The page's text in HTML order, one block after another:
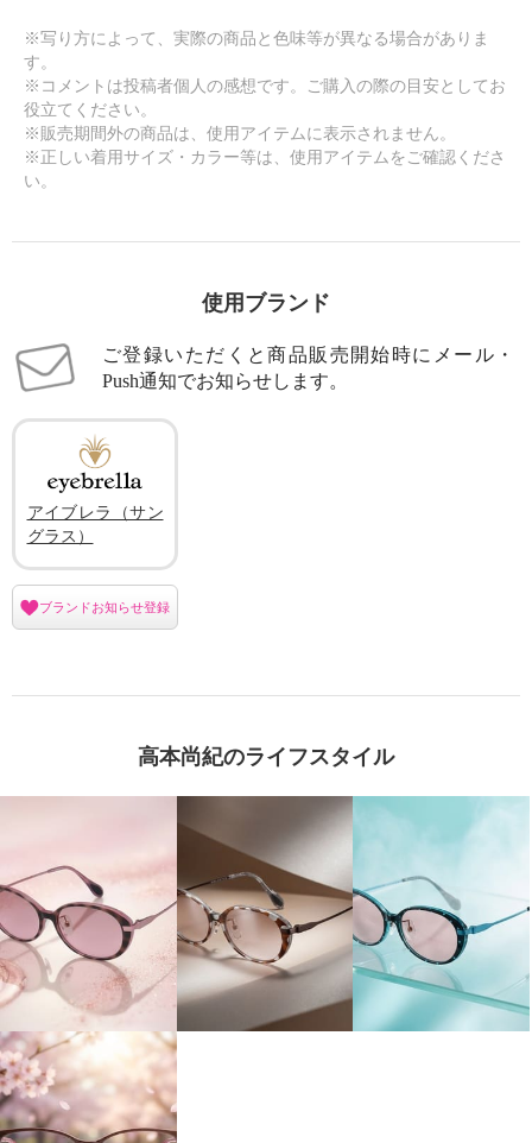
※写り方によって、実際の商品と色味等が異なる場合がありま
す。
※コメントは投稿者個人の感想です。ご購入の際の目安としてお
役立てください。
※販売期間外の商品は、使用アイテムに表示されません。
※正しい着用サイズ・カラー等は、使用アイテムをご確認くださ
い。
使用ブランド
ご登録いただくと商品販売開始時にメール・
Push通知でお知らせします。
アイブレラ（サン
グラス）
ブランドお知らせ登録
高本尚紀のライフスタイル